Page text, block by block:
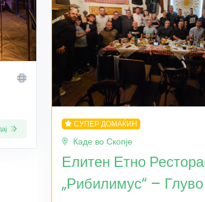
СУПЕР ДОМАЌИН
Каде во Скопје
Елитен Етно
„Рибилимус“ – Глуво